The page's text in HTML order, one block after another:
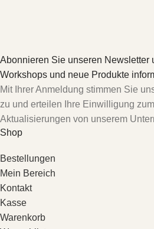
Abonnieren Sie unseren Newsletter
Workshops und neue Produkte
Mit Ihrer Anmeldung stimmen Sie
zu und erteilen Ihre Einwilligung
Aktualisierungen von unserem
Shop
Bestellungen
Mein Bereich
Kontakt
Kasse
Warenkorb